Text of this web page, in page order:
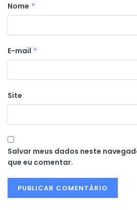
Nome *
E-mail *
Site
Salvar meus dados neste
que eu comentar.